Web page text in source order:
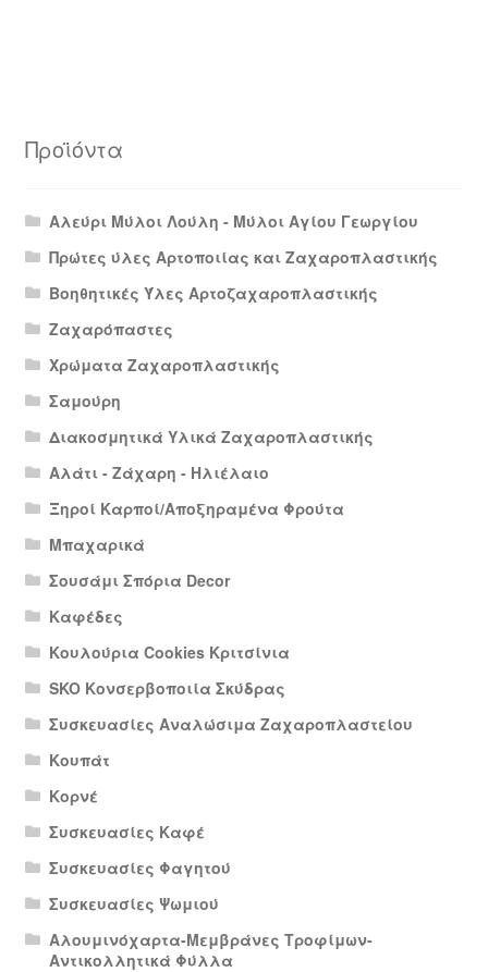
Προϊόντα
Αλεύρι Μύλοι Λούλη - Μύλοι Αγίου Γεωργίου
Πρώτες ύλες Αρτοποιίας και Ζαχαροπλαστικής
Βοηθητικές Ύλες Αρτοζαχαροπλαστικής
Ζαχαρόπαστες
Χρώματα Ζαχαροπλαστικής
Σαμούρη
Διακοσμητικά Υλικά Ζαχαροπλαστικής
Αλάτι - Ζάχαρη - Ηλιέλαιο
Ξηροί Καρποί/Αποξηραμένα Φρούτα
Μπαχαρικά
Σουσάμι Σπόρια Decor
Καφέδες
Κουλούρια Cookies Κριτσίνια
SKO Κονσερβοποιία Σκύδρας
Συσκευασίες Αναλώσιμα Ζαχαροπλαστείου
Κουπάτ
Κορνέ
Συσκευασίες Καφέ
Συσκευασίες Φαγητού
Συσκευασίες Ψωμιού
Αλουμινόχαρτα-Μεμβράνες Τροφίμων-
Αντικολλητικά Φύλλα